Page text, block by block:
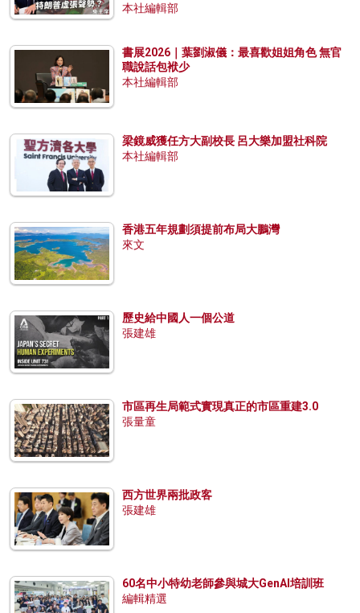
本社編輯部
書展2026｜葉劉淑儀：最喜歡姐姐角色 無官
職說話包袱少
本社編輯部
梁鏡威獲任方大副校長 呂大樂加盟社科院
本社編輯部
香港五年規劃須提前布局大鵬灣
來文
歷史給中國人一個公道
張建雄
市區再生局範式實現真正的市區重建3.0
張量童
西方世界兩批政客
張建雄
60名中小特幼老師參與城大GenAI培訓班
編輯精選